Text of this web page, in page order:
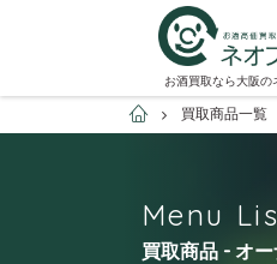
お酒買取なら大阪の
お酒買取専門店ネオプ
買取商品一覧
Menu
買取商品 - オ